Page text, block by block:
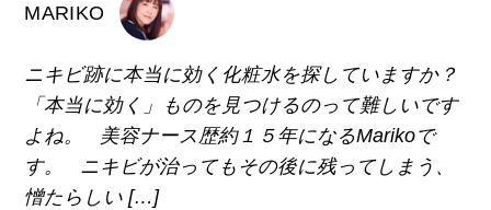
MARIKO
ニキビ跡に本当に効く化粧水を探していますか？
「本当に効く」ものを見つけるのって難しいです
よね。 美容ナース歴約１５年になるMarikoで
す。 ニキビが治ってもその後に残ってしまう、
憎たらしい […]